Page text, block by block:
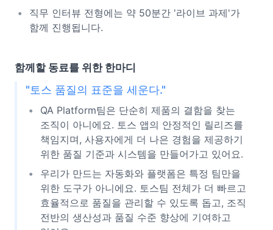
직무 인터뷰 전형에는 약 50분간 '라이브 과제'가
함께 진행됩니다.
함께할 동료를 위한 한마디
"토스 품질의 표준을 세운다."
QA Platform팀은 단순히 제품의 결함을 찾는
조직이 아니에요. 토스 앱의 안정적인 릴리즈를
책임지며, 사용자에게 더 나은 경험을 제공하기
위한 품질 기준과 시스템을 만들어가고 있어요.
우리가 만드는 자동화와 플랫폼은 특정 팀만을
위한 도구가 아니에요. 토스팀 전체가 더 빠르고
효율적으로 품질을 관리할 수 있도록 돕고, 조직
전반의 생산성과 품질 수준 향상에 기여하고